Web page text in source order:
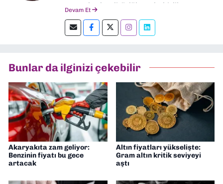
gazetelerde editörlük, muhabirlik yaptım.
editörlük yapıyorum.
Devam Et
Bunlar da ilginizi çekebilir
Akaryakıta zam geliyor:
Benzinin fiyatı bu gece
artacak
Altın fiyatları yükselişte:
Gram altın kritik seviyeyi
aştı